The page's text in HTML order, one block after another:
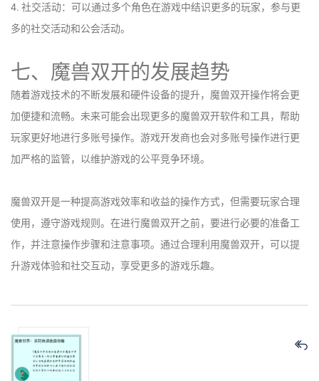
4. 社交活动：可以通过多个角色在游戏中结识更多的玩家，参与更
多的社交活动和公会活动。
七、魔兽双开的发展趋势
随着游戏技术的不断发展和硬件设备的提升，魔兽双开操作将会更
加便捷和流畅。未来可能会出现更多的魔兽双开软件和工具，帮助
玩家更好地进行多账号操作。游戏开发商也会对多账号操作进行更
加严格的监管，以维护游戏的公平竞争环境。
魔兽双开是一种提高游戏效率和收益的操作方式，但需要玩家合理
使用，遵守游戏规则。在进行魔兽双开之前，要进行必要的准备工
作，并注意操作步骤和注意事项。通过合理利用魔兽双开，可以提
升游戏体验和社交互动，享受更多的游戏乐趣。